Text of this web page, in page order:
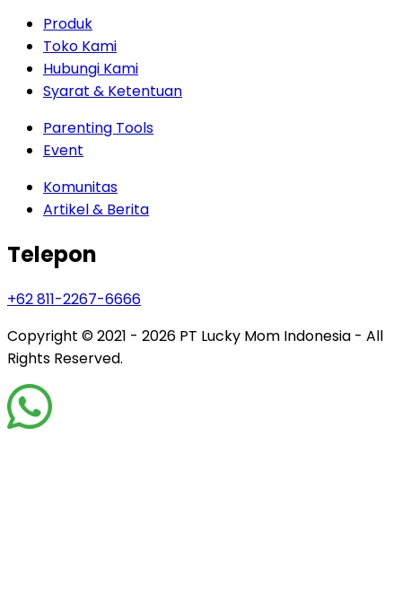
Produk
Toko Kami
Hubungi Kami
Syarat & Ketentuan
Parenting Tools
Event
Komunitas
Artikel & Berita
Telepon
+62 811-2267-6666
Copyright © 2021 - 2026 PT Lucky Mom Indonesia - All
Rights Reserved.